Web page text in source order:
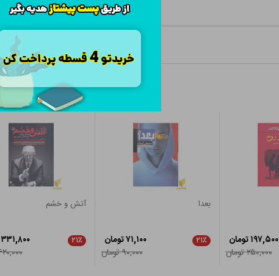
۱۹۷,۵۰۰ تومان
۲۵۰,۰۰۰ تومان
بعدا
۲۱٪
۷۱,۱۰۰ تومان
۹۰,۰۰۰ تومان
آتش و خشم
۲۱٪
۳۳۱,۸۰۰ تومان
۴۲۰,۰۰۰